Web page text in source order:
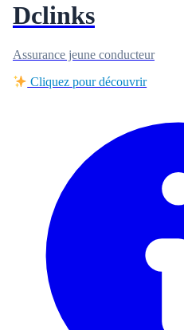
Dclinks
Assurance jeune conducteur
Cliquez pour découvrir